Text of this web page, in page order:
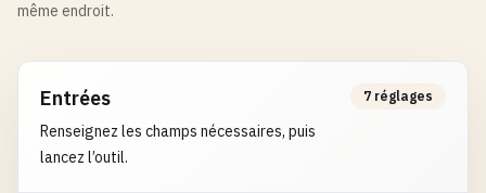
même endroit.
Entrées
Renseignez les champs nécessaires, puis
lancez l’outil.
7 réglages